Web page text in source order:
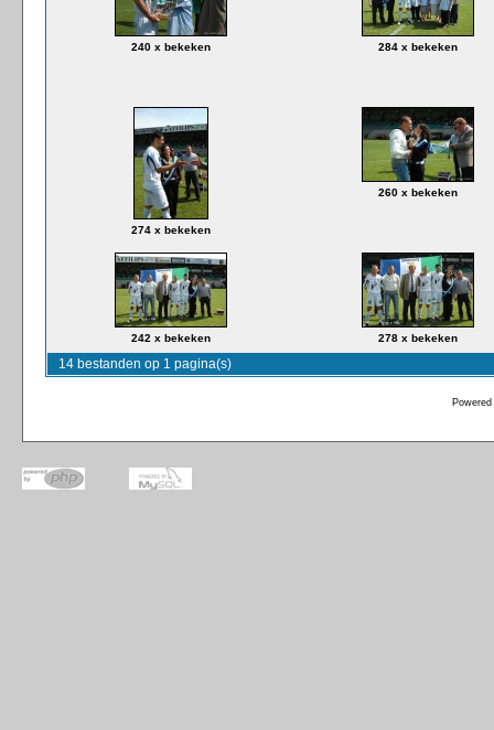
240 x bekeken 284 x bekeken
274 x bekeken
260 x bekeken
242 x bekeken 278 x bekeken
14 bestanden op 1 pagina(s)